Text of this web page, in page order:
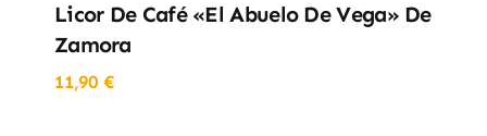
Licor De Café «El Abuelo De Vega» De
Zamora
11,90 €